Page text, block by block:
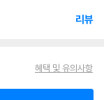
리뷰
혜택 및 유의사항